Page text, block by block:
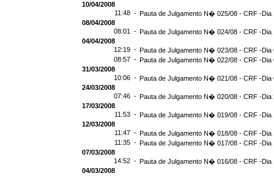
10/04/2008
11:48 - Pauta de Julgamento N� 025/08 - CRF -Dia
08/04/2008
08:01 - Pauta de Julgamento N� 024/08 - CRF -Dia
04/04/2008
12:19 - Pauta de Julgamento N� 023/08 - CRF -Dia
08:57 - Pauta de Julgamento N� 022/08 - CRF -Dia
31/03/2008
10:06 - Pauta de Julgamento N� 021/08 - CRF -Dia
24/03/2008
07:46 - Pauta de Julgamento N� 020/08 - CRF -Dia
17/03/2008
11:53 - Pauta de Julgamento N� 019/08 - CRF -Dia
12/03/2008
11:47 - Pauta de Julgamento N� 018/08 - CRF -Dia
11:35 - Pauta de Julgamento N� 017/08 - CRF -Dia
07/03/2008
14:52 - Pauta de Julgamento N� 016/08 - CRF -Dia
04/03/2008